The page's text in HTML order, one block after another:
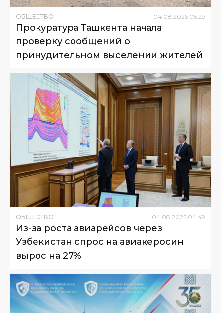
ОБЩЕСТВО 04 08 2026 05:29
Прокуратура Ташкента начала
проверку сообщений о
принудительном выселении жителей
ОБЩЕСТВО 04.08.2026 04:49
Из-за роста авиарейсов через
Узбекистан спрос на авиакеросин
вырос на 27%